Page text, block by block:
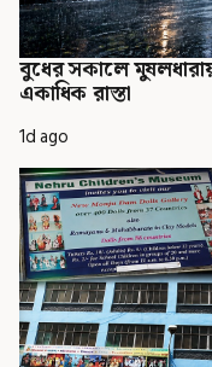
বুধের সকালে
একাধিক রাস্তা
1d ago